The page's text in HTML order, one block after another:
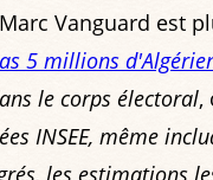
Vanguard est
5 millions
le corps électoral,
INSEE, même
les estimations